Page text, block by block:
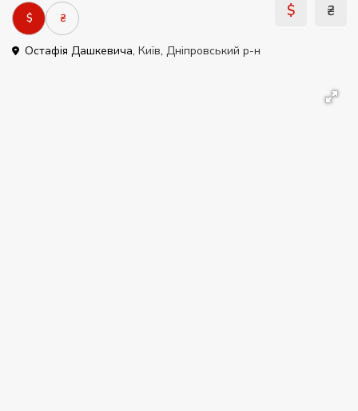
$ ₴
Остафія Дашкевича, Київ, Дніпровський р-н
$ ₴